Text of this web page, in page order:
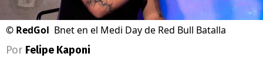
© RedGol Bnet en el Medi Day de Red Bull Batalla
Por Felipe Kaponi